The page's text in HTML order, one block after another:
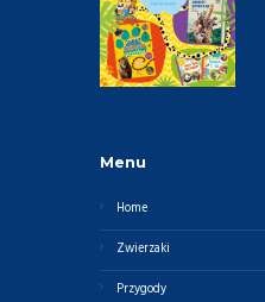
Menu
Home
Zwierzaki
Przygody